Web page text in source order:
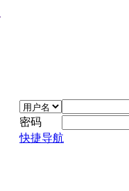
密码
快捷导航